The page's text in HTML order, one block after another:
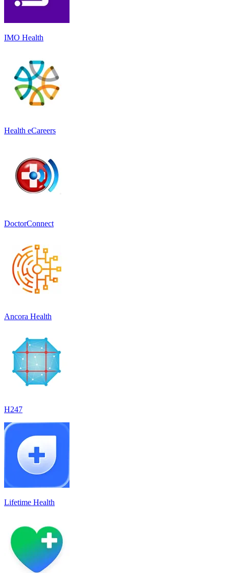
IMO Health
Health eCareers
DoctorConnect
Ancora Health
H247
Lifetime Health